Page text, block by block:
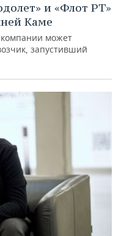
и «Флот РТ»
Каме
может
запустивший